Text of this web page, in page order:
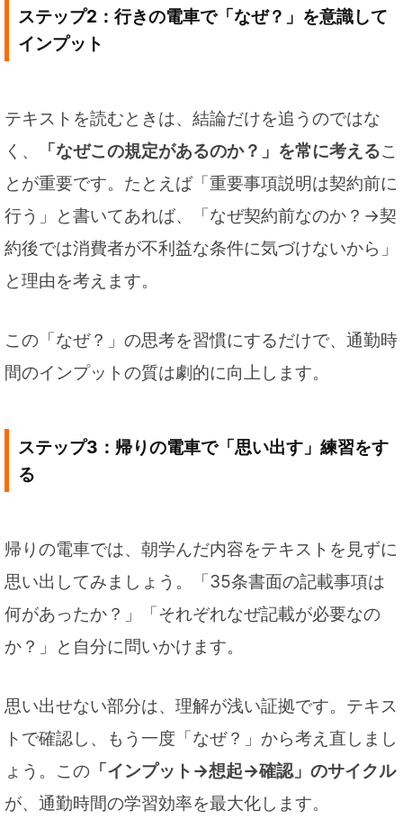
ステップ2：行きの電車で「なぜ？」を意識して
インプット
テキストを読むときは、結論だけを追うのではな
く、
「なぜこの規定があるのか？」を常に考えるこ
とが重要です。たとえば「重要事項説明は契約前に
行う」と書いてあれば、「なぜ契約前なのか？→契
約後では消費者が不利益な条件に気づけないから」
と理由を考えます。
この「なぜ？」の思考を習慣にするだけで、通勤時
間のインプットの質は劇的に向上します。
ステップ3：帰りの電車で「思い出す」練習をす
る
帰りの電車では、朝学んだ内容をテキストを見ずに
思い出してみましょう。「35条書面の記載事項は
何があったか？」「それぞれなぜ記載が必要なの
か？」と自分に問いかけます。
思い出せない部分は、理解が浅い証拠です。テキス
トで確認し、もう一度「なぜ？」から考え直しまし
ょう。この 「インプット→想起→確認」のサイクル
が、通勤時間の学習効率を最大化します。